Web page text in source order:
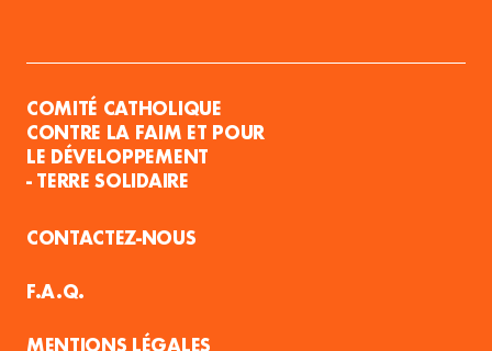
COMITÉ CATHOLIQUE
CONTRE LA FAIM ET POUR
LE DÉVELOPPEMENT
- TERRE SOLIDAIRE
CONTACTEZ-NOUS
F.A.Q.
MENTIONS LÉGALES